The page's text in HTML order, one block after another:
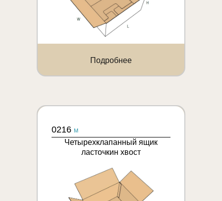
Подробнее
0216 M
Четырехклапанный ящик
ласточкин хвост